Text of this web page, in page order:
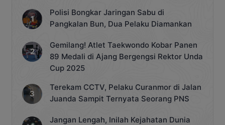
Polisi Bongkar Jaringan Sabu di
Pangkalan Bun, Dua Pelaku Diamankan
Gemilang! Atlet Taekwondo Kobar Panen
89 Medali di Ajang Bergengsi Rektor Unda
Cup 2025
Terekam CCTV, Pelaku Curanmor di Jalan
Juanda Sampit Ternyata Seorang PNS
Jangan Lengah, Inilah Kejahatan Dunia